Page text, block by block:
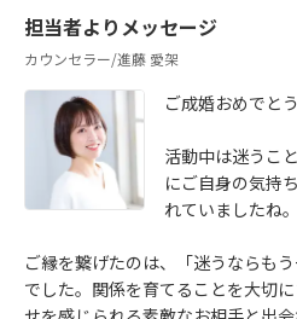
担当者よりメッセージ
カウンセラー/進藤 愛架
ご成婚おめでと
活動中は迷うこ
にご自身の気持
れていましたね。
ご縁を繋げたのは、「迷うならも
でした。関係を育てることを大切